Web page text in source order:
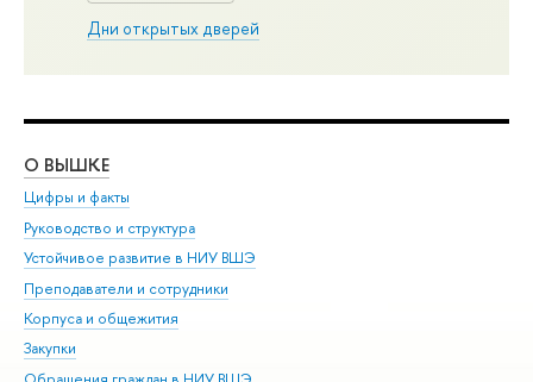
Дни открытых дверей
О ВЫШКЕ
Цифры и факты
Руководство и структура
Устойчивое развитие в НИУ ВШЭ
Преподаватели и сотрудники
Корпуса и общежития
Закупки